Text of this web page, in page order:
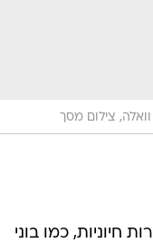
צילום מסך
למשרות חיוניות, כמו בוני